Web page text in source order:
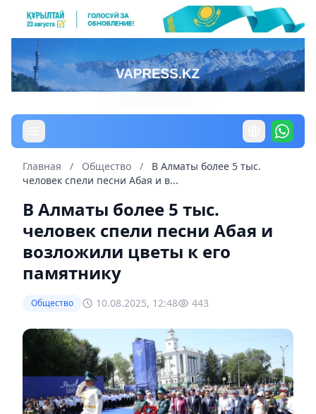
Главная / Общество /
В Алматы более 5 тыс.
человек спели песни Абая и в...
В Алматы более 5 тыс.
человек спели песни Абая и
возложили цветы к его
памятнику
Общество 10.08.2025, 12:48 443